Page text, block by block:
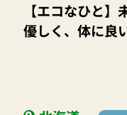
【エコなひと
優しく、体に良